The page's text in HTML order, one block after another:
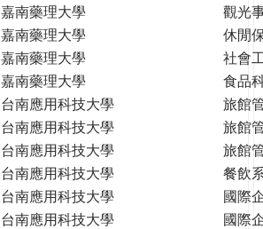
嘉南藥理大學
觀光
嘉南藥理大學
休閒
嘉南藥理大學
社會
嘉南藥理大學
食品
台南應用科技大學
旅館
台南應用科技大學
旅館
台南應用科技大學
旅館
台南應用科技大學
餐飲
台南應用科技大學
國際
台南應用科技大學
國際